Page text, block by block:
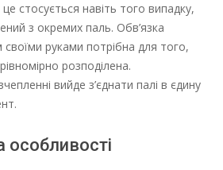
стосується навіть того випадку,
з окремих паль. Обв’язка
руками потрібна для того,
розподілена.
вийде з’єднати палі в єдину
особливості